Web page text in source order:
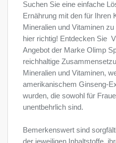
Suchen Sie eine einfache
Ernährung mit den für Ihren
Mineralien und Vitaminen
hier richtig! Entdecken Sie
Angebot der Marke Olimp
reichhaltige
Mineralien und Vitaminen,
amerikanischem Ginseng-
wurden, die sowohl für
unentbehrlich sind.
Bemerkenswert sind
der jeweiligen Inhaltstoffe,